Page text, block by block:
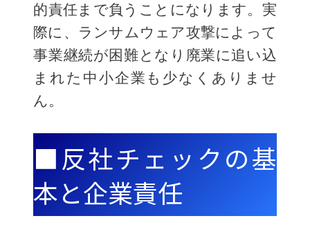
的責任まで負うことになります。実
際に、ランサムウェア攻撃によって
事業継続が困難となり廃業に追い込
まれた中小企業も少なくありませ
ん。
■反社チェックの基
本と企業責任